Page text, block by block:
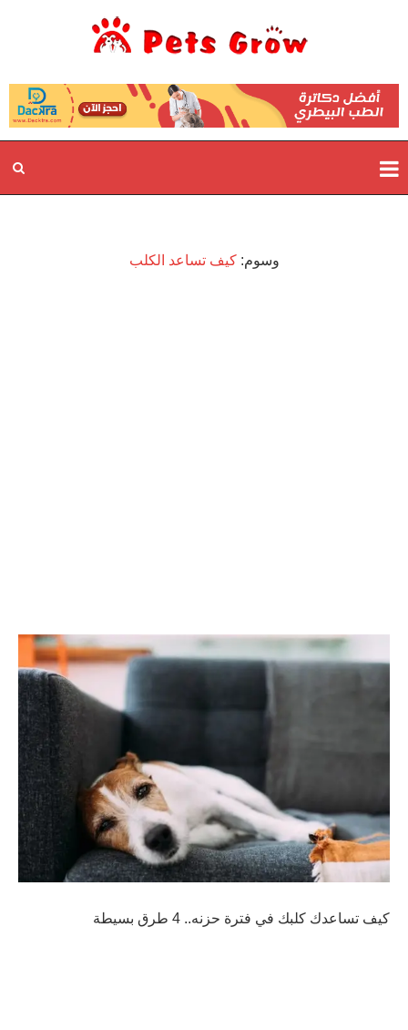
وسوم:كيف تساعد الكلب
كيف تساعدك كلبك في فترة حزنه.. 4 طرق بسيطة